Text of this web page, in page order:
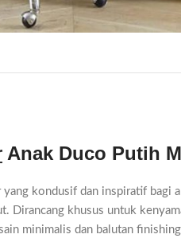
Anak Duco Putih
kondusif dan inspiratif bagi
Dirancang khusus untuk
minimalis dan balutan